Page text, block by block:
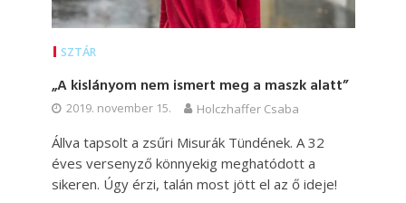
SZTÁR
„A kislányom nem ismert meg a maszk alatt”
2019. november 15. Holczhaffer Csaba
Állva tapsolt a zsűri Misurák Tündének. A 32
éves versenyző könnyekig meghatódott a
sikeren. Úgy érzi, talán most jött el az ő ideje!